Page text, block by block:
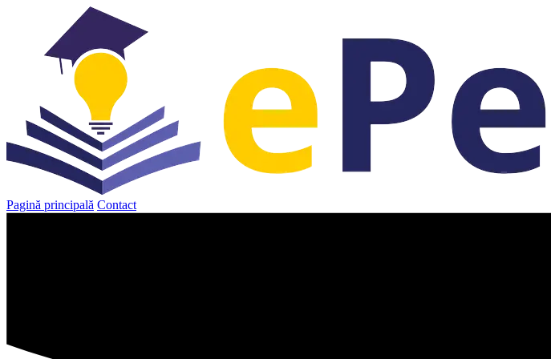
Pagină principală Contact